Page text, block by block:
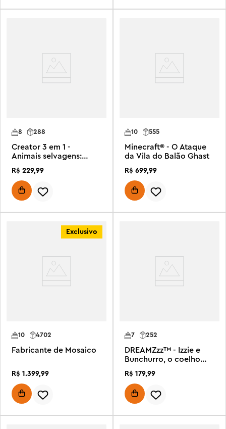
8 288
Creator 3 em 1 -
Animais selvagens:
R$ 229,99
10 555
Minecraft® - O Ataque
da Vila do Balão Ghast
R$ 699,99
Exclusivo
10 4702
Fabricante de Mosaico
R$ 1 .399,99
252
7
DREAMZzz™ - Izzie e
Bunchurro, o coelho
R$ 179,99